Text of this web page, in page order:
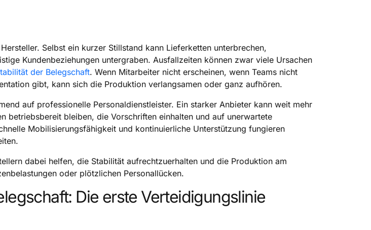
Selbst ein kurzer Stillstand kann Lieferketten unterbrechen,
Kundenbeziehungen untergraben. Ausfallzeiten können zwar viele Ursachen
der Belegschaft. Wenn Mitarbeiter nicht erscheinen, wenn Teams nicht
gibt, kann sich die Produktion verlangsamen oder ganz aufhören.
auf professionelle Personaldienstleister. Ein starker Anbieter kann weit mehr
bleiben, die Vorschriften einhalten und auf unerwartete
Mobilisierungsfähigkeit und kontinuierliche Unterstützung fungieren
dabei helfen, die Stabilität aufrechtzuerhalten und die Produktion am
oder plötzlichen Personallücken.
Die erste Verteidigungslinie